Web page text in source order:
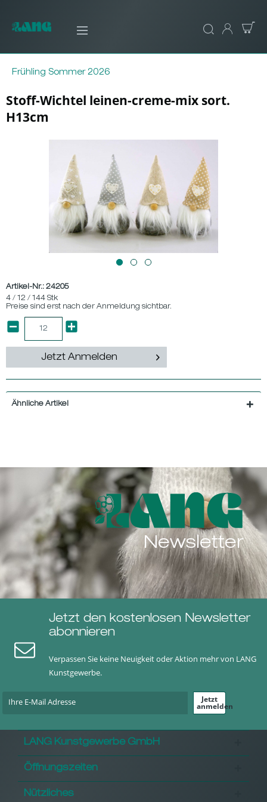
Frühling Sommer 2026
Stoff-Wichtel leinen-creme-mix sort.
H13cm
Artikel-Nr.: 24205
4 / 12 / 144 Stk
Preise sind erst nach der Anmeldung sichtbar.
Jetzt Anmelden
Ähnliche Artikel
Newsletter
Jetzt den kostenlosen Newsletter
abonnieren
Verpassen Sie keine Neuigkeit oder Aktion mehr von LANG
Kunstgewerbe.
Jetzt
anmelden
LANG Kunstgewerbe GmbH
Öffnungszeiten
Nützliches